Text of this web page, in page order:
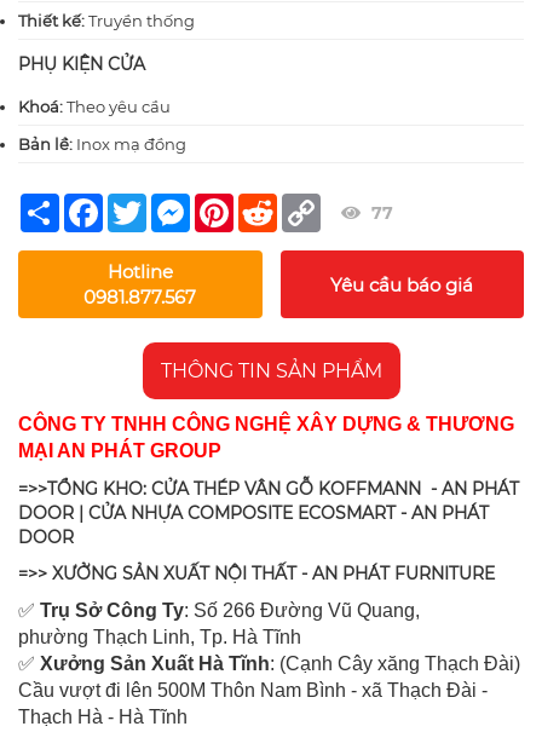
Thiết kế:Truyền thống
PHỤ KIỆN CỬA
Khoá:Theo yêu cầu
Bản lề: Inox mạ đồng
Share Facebook
TwitterMessengerPinterest
Reddit Copy
Link
77
Hotline
0981.877.567
Yêu cầu báo giá
THÔNG TIN SẢN PHẨM
CÔNG TY TNHH CÔNG NGHỆ XÂY DỰNG & THƯƠNG
MẠI AN PHÁT GROUP
=>>TỔNG KHO: CỬA THÉP VÂN GỖ KOFFMANN - AN PHÁT
DOOR | CỬA NHỰA COMPOSITE ECOSMART - AN PHÁT
DOOR
=>> XƯỞNG SẢN XUẤT NỘI THẤT - AN PHÁT FURNITURE
✅ Trụ Sở Công Ty: Số 266 Đường Vũ Quang,
phường Thạch Linh, Tp. Hà Tĩnh
✅ Xưởng Sản Xuất Hà Tĩnh: (Cạnh Cây xăng Thạch Đài)
Cầu vượt đi lên 500M Thôn Nam Bình - xã Thạch Đài -
Thạch Hà - Hà Tĩnh